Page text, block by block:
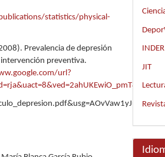
statistics/physical-
Prevalencia de depresión
preventiva.
url?
INDER
JIT